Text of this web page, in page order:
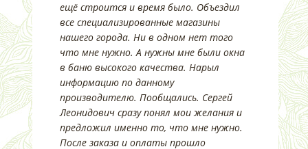
ещё строится и время было. Объездил
все специализированные магазины
нашего города. Ни в одном нет того
что мне нужно. А нужны мне были окна
в баню высокого качества. Нарыл
информацию по данному
производителю. Пообщались. Сергей
Леонидович сразу понял мои желания и
предложил именно то, что мне нужно.
После заказа и оплаты прошло